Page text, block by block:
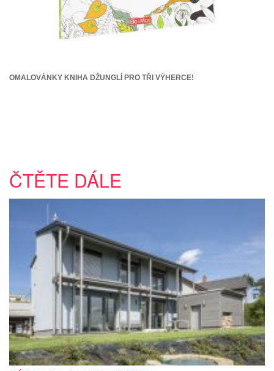
OMALOVÁNKY KNIHA DŽUNGLÍ PRO TŘI VÝHERCE!
ČTĚTE DÁLE